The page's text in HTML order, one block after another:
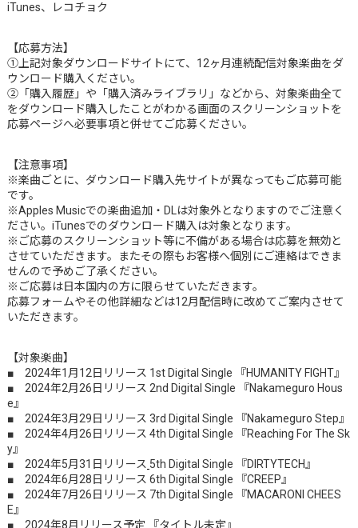
iTunes、レコチョク
【応募方法】
①上記対象ダウンロードサイトにて、12ヶ月連続配信対象楽曲をダ
ウンロード購入ください。
②「購入履歴」や「購入済みライブラリ」などから、対象楽曲全て
をダウンロード購入したことがわかる画面のスクリーンショットを
応募ページへ必要事項と併せてご応募ください。
【注意事項】
※楽曲ごとに、ダウンロード購入先サイトが異なってもご応募可能
です。
※Apples Musicでの楽曲追加・DLは対象外となりますのでご注意く
ださい。iTunesでのダウンロード購入は対象となります。
※ご応募のスクリーンショット等に不備がある場合は応募を無効と
させていただきます。またその際もお客様へ個別にご連絡はできま
せんので予めご了承ください。
※ご応募は日本国内の方に限らせていただきます。
応募フォームやその他詳細などは12月配信時に改めてご案内させて
いただきます。
【対象楽曲】
■ 2024年1月12日リリース 1st Digital Single 『HUMANITY FIGHT』
■ 2024年2月26日リリース 2nd Digital Single 『Nakameguro Hous
e』
■ 2024年3月29日リリース 3rd Digital Single 『Nakameguro Step』
■ 2024年4月26日リリース 4th Digital Single 『Reaching For The Sk
y』
■ 2024年5月31日リリース 5th Digital Single 『DIRTYTECH』
■ 2024年6月28日リリース 6th Digital Single 『CREEP』
■ 2024年7月26日リリース 7th Digital Single 『MACARONI CHEES
E』
■ 2024年8月リリース予定 『タイトル未定』